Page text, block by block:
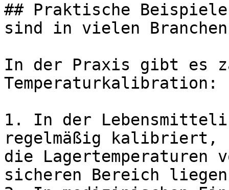
## Praktische
sind in vielen
In der Praxis gibt es
Temperaturkalibration:
1. In der
regelmäßig kalibriert,
die Lagertemperaturen
sicheren Bereich